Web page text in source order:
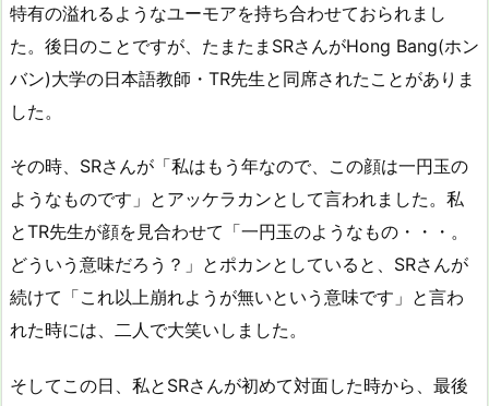
特有の溢れるようなユーモアを持ち合わせておられまし
た。後日のことですが、たまたまSRさんがHong Bang(ホン
バン)大学の日本語教師・TR先生と同席されたことがありま
した。
その時、SRさんが「私はもう年なので、この顔は一円玉の
ようなものです」とアッケラカンとして言われました。私
とTR先生が顔を見合わせて「一円玉のようなもの・・・。
どういう意味だろう？」とポカンとしていると、SRさんが
続けて「これ以上崩れようが無いという意味です」と言わ
れた時には、二人で大笑いしました。
そしてこの日、私とSRさんが初めて対面した時から、最後